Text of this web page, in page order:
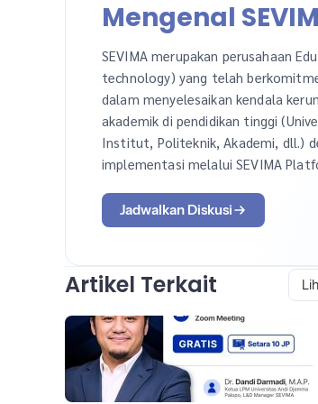
Mengenal
SEVIMA merupakan perusahaan
technology) yang telah
dalam menyelesaikan kendala
akademik di pendidikan tinggi
Institut, Politeknik, Akademi, dll.)
implementasi melalui SEVIMA
Jadwalkan Diskusi
Artikel Terkait